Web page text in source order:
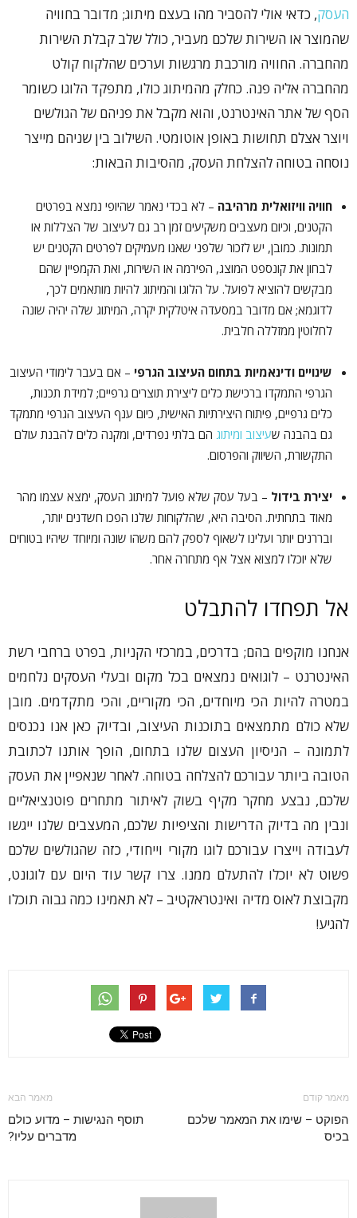
העסק, כדאי אולי להסביר מהו בעצם מיתוג; מדובר בחוויה
שהמוצר או השירות שלכם מעביר, כולל שלב קבלת השירות
מהחברה. החוויה מורכבת מרגשות וערכים שהלקוח קולט
מהחברה אליה פנה. כחלק מהמיתוג כולו, מתפקד הלוגו כשומר
הסף של אתר האינטרנט, והוא מקבל את פניהם של הגולשים
ויוצר אצלם תחושות באופן אוטומטי. השילוב בין שניהם מייצר
נוסחה בטוחה להצלחת העסק, מהסיבות הבאות:
חוויה וויזואלית מרהיבה – לא בכדי נאמר שהיופי נמצא בפרטים
הקטנים, וכיום מעצבים משקיעים זמן רב גם לעיצוב של הצללות או
תמונות. כמובן, יש לזכור שלפני שאנו מעמיקים לפרטים הקטנים יש
לבחון את קונספט המוצג, הפירמה או השירות, ואת הקמפיין שהם
מבקשים להוציא לפועל. על הלוגו והמיתוג להיות מותאמים לכך,
לדוגמא; אם מדובר במסעדה איטלקית יקרה, המיתוג שלה יהיה שונה
לחלוטין ממזללה חלבית.
שינויים ודינאמיות בתחום העיצוב הגרפי – אם בעבר לימודי העיצוב
הגרפי התמקדו ברכישת כלים ליצירת תוצרים גרפיים; למידת תכנות,
כלים גרפיים, פיתוח היצירתיות האישית, כיום ענף העיצוב הגרפי מתמקד
גם בהבנה שעיצוב ומיתוג הם בלתי נפרדים, ומקנה כלים להבנת עולם
התקשורת, השיווק והפרסום.
יצירת בידול – בעל עסק שלא פועל למיתוג העסק, ימצא עצמו מהר
מאוד בתחתית. הסיבה היא, שהלקוחות שלנו הפכו חשדנים יותר,
ובררנים יותר ועלינו לשאוף לספק להם משהו שונה ומיוחד שיהיו בטוחים
שלא יוכלו למצוא אצל אף מתחרה אחר.
אל תפחדו להתבלט
אנחנו מוקפים בהם; בדרכים, במרכזי הקניות, בפרט ברחבי רשת
האינטרנט – לוגואים נמצאים בכל מקום ובעלי העסקים נלחמים
במטרה להיות הכי מיוחדים, הכי מקוריים, והכי מתקדמים. מובן
שלא כולם מתמצאים בתוכנות העיצוב, ובדיוק כאן אנו נכנסים
לתמונה – הניסיון העצום שלנו בתחום, הופך אותנו לכתובת
הטובה ביותר עבורכם להצלחה בטוחה. לאחר שנאפיין את העסק
שלכם, נבצע מחקר מקיף בשוק לאיתור מתחרים פוטנציאליים
ונבין מה בדיוק הדרישות והציפיות שלכם, המעצבים שלנו ייגשו
לעבודה וייצרו עבורכם לוגו מקורי וייחודי, כזה שהגולשים שלכם
פשוט לא יוכלו להתעלם ממנו. צרו קשר עוד היום עם לוגונט,
מקבוצת לאוס מדיה ואינטראקטיב – לא תאמינו כמה גבוה תוכלו
להגיע!
מאמר קודם
הפוקט – שימו את המאמר שלכם
בכיס
מאמר הבא
תוסף הנגישות – מדוע כולם
מדברים עליו?